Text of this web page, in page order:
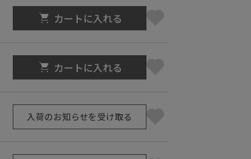
カートに入れる
カートに入れる
入荷のお知らせを受け取る